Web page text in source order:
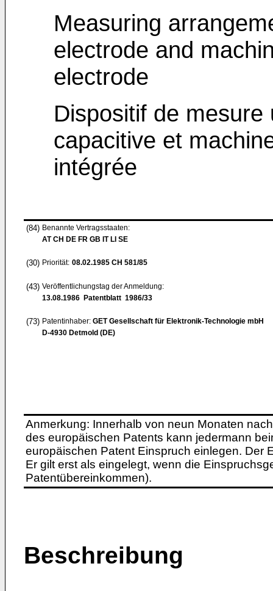
Measuring
electrode and
electrode
Dispositif de
capacitive et
intégrée
(84) Benannte Vertragsstaaten:
AT CH DE FR GB IT LI SE
(30) Priorität: 08.02.1985 CH 581/85
(43) Veröffentlichungstag der Anmeldung:
13.08.1986 Patentblatt 1986/33
(73) Patentinhaber: GET Gesellschaft für Elektronik-Technologie mbH
D-4930 Detmold (DE)
Anmerkung: Innerhalb von neun Monaten
des europäischen Patents kann jedermann
europäischen Patent Einspruch einlegen. Der
Er gilt erst als eingelegt, wenn die
Patentübereinkommen).
Beschreibung